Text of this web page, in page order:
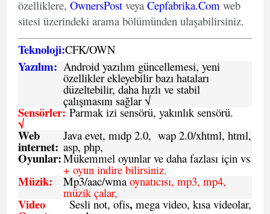
özelliklere, OwnersPost veya Cepfabrika.Com web
sitesi üzerindeki arama bölümünden ulaşabilirsiniz.
Teknoloji:CFK/OWN
Yazılım: Android yazılım güncellemesi, yeni
özellikler ekleyebilir bazı hataları
düzeltebilir, daha hızlı ve stabil
çalışmasını sağlar √
Sensörler:
√
Parmak izi sensörü, yakınlık sensörü.
Web
internet:
Java evet, mıdp 2.0, wap 2.0/xhtml, html,
asp, php,
Oyunlar:Mükemmel oyunlar ve daha fazlası için vs
+ oyun indire bilirsiniz.
Müzik: Mp3/aac/wmaoynatıcısı, mp3, mp4,
müzik çalar,
Video Sesli not, ofis, mega video, kısa videolar,